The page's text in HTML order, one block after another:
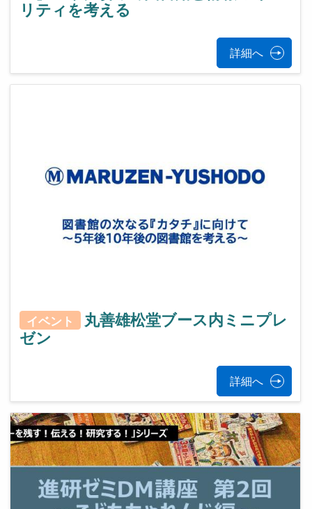
リティを考える
詳細へ
イベント
丸善雄松堂ブース内ミニプレ
ゼン
詳細へ